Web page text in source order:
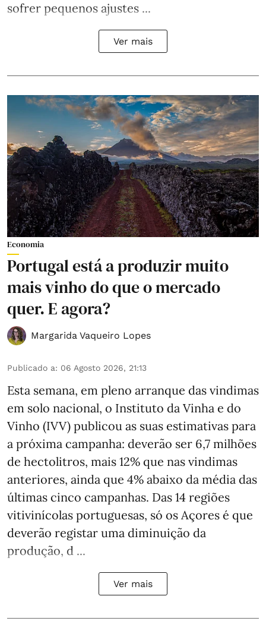
sofrer pequenos ajustes ...
Ver mais
Economia
Portugal está a produzir muito
mais vinho do que o mercado
quer. E agora?
Margarida Vaqueiro Lopes
Publicado a: 06 Agosto 2026, 21:13
Esta semana, em pleno arranque das vindimas
em solo nacional, o Instituto da Vinha e do
Vinho (IVV) publicou as suas estimativas para
a próxima campanha: deverão ser 6,7 milhões
de hectolitros, mais 12% que nas vindimas
anteriores, ainda que 4% abaixo da média das
últimas cinco campanhas. Das 14 regiões
vitivinícolas portuguesas, só os Açores é que
deverão registar uma diminuição da
produção, d ...
Ver mais